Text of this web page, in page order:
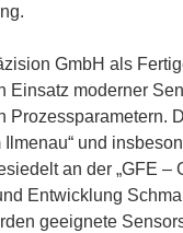
GmbH als
Einsatz moderner
Prozessparametern.
Ilmenau“ und
an der „GFE –
Entwicklung
geeignete